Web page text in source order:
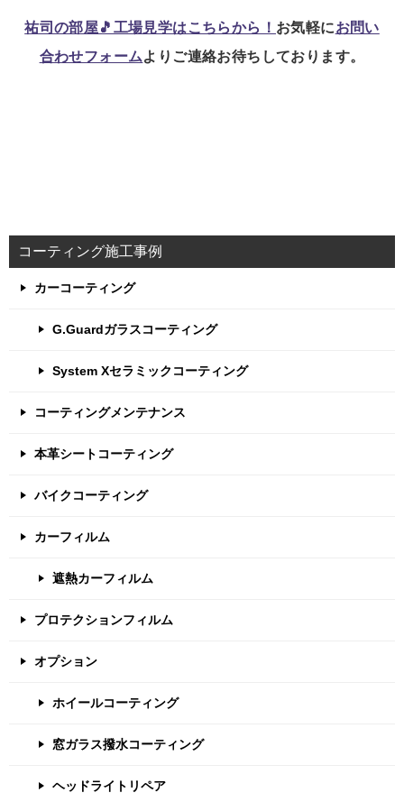
祐司の部屋🎵工場見学はこちらから！ お気軽にお問い
合わせフォームよりご連絡お待ちしております。
コーティング施工事例
カーコーティング
G.Guardガラスコーティング
System Xセラミックコーティング
コーティングメンテナンス
本革シートコーティング
バイクコーティング
カーフィルム
遮熱カーフィルム
プロテクションフィルム
オプション
ホイールコーティング
窓ガラス撥水コーティング
ヘッドライトリペア